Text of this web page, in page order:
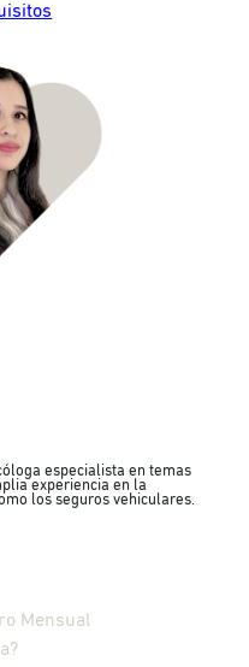
especialista en temas
experiencia en la
los seguros vehiculares.
Mensual